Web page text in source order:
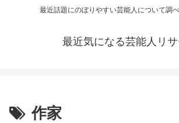
最近話題にのぼりやすい芸能人について調べ
最近気になる芸能人リ
作家